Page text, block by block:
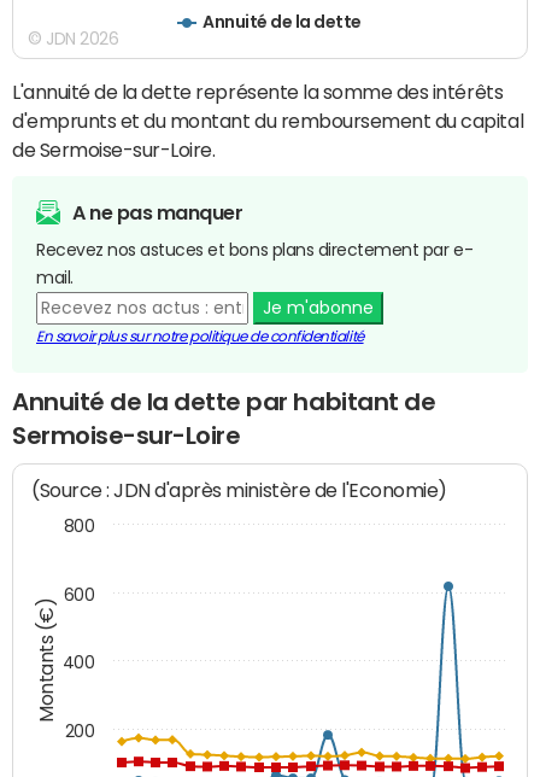
Annuité de la dette
© JDN 2026
L'annuité de la dette représente la somme des intérêts
d'emprunts et du montant du remboursement du capital
de Sermoise-sur-Loire.
A ne pas manquer
Recevez nos astuces et bons plans directement par e-
mail.
Je m'abonne
En savoir plus sur notre politique de confidentialité
Annuité de la dette par habitant de
Sermoise-sur-Loire
Montants (€)
(Source : JDN d'après ministère de l'Economie)
200
400
600
800